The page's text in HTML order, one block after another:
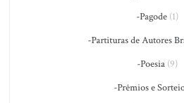
-Pagode (1)
-Partituras de Autores
-Poesia (9)
-Prêmios e